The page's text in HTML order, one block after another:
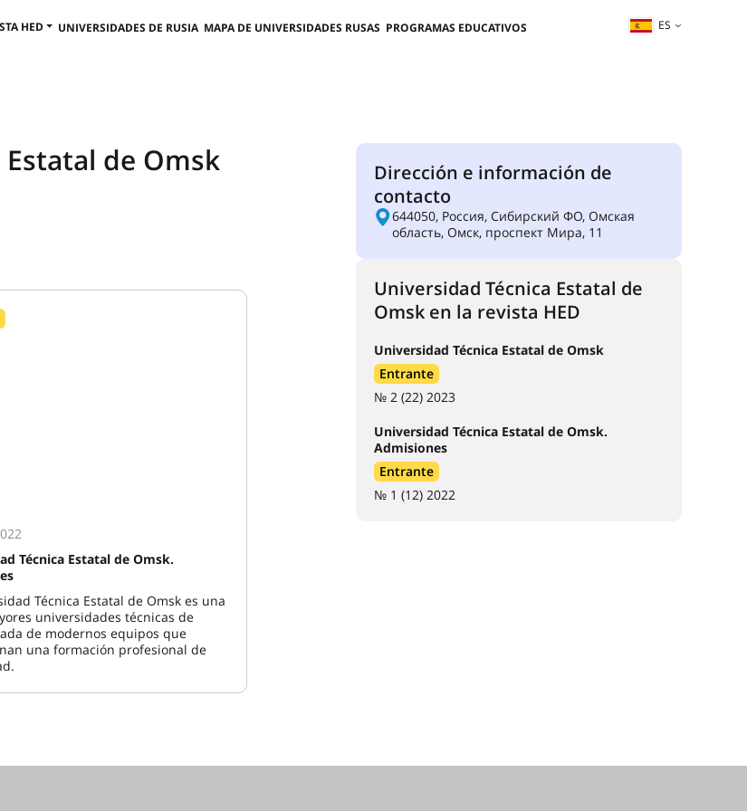
HED UNIVERSIDADES DE RUSIA MAPA DE UNIVERSIDADES RUSAS PROGRAMAS EDUCATIVOS ES
de Omsk
Técnica Estatal de Omsk.
Técnica Estatal de Omsk es una
universidades técnicas de
de modernos equipos que
una formación profesional de
Dirección e información de
contacto
644050, Россия, Сибирский ФО, Омская
область, Омск, проспект Мира, 11
Universidad Técnica Estatal de
Omsk en la revista HED
Universidad Técnica Estatal de Omsk
Entrante
№ 2 (22) 2023
Universidad Técnica Estatal de Omsk.
Admisiones
Entrante
№ 1 (12) 2022